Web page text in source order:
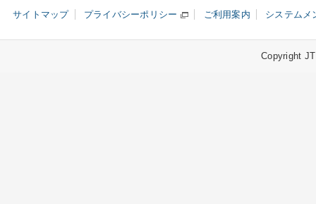
サイトマップ
プライバシーポリシー ご利用案内 システムメ
Copyright